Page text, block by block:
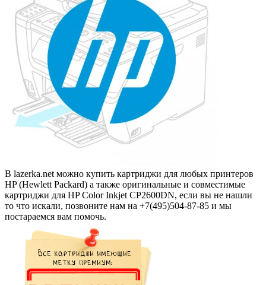
В lazerka.net можно купить картриджи для любых принтеров
HP (Hewlett Packard) а также оригинальные и совместимые
картриджи для HP Color Inkjet CP2600DN, если вы не нашли
то что искали, позвоните нам на +7(495)504-87-85 и мы
постараемся вам помочь.